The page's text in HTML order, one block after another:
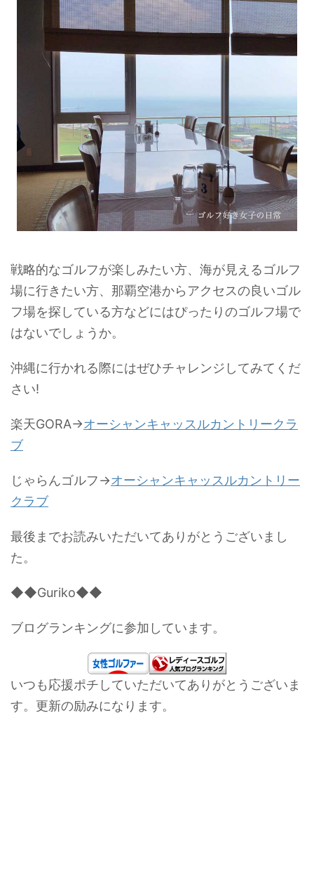
戦略的なゴルフが楽しみたい方、海が見えるゴルフ
場に行きたい方、那覇空港からアクセスの良いゴル
フ場を探している方などにはぴったりのゴルフ場で
はないでしょうか。
沖縄に行かれる際にはぜひチャレンジしてみてくだ
さい!
楽天GORA→オーシャンキャッスルカントリークラ
ブ
じゃらんゴルフ→オーシャンキャッスルカントリー
クラブ
最後までお読みいただいてありがとうございまし
た。
◆◆Guriko◆◆
ブログランキングに参加しています。
いつも応援ポチしていただいてありがとうございま
す。更新の励みになります。